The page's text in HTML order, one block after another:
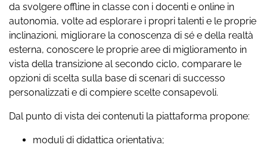
da svolgere offline in classe con i docenti e online in
autonomia, volte ad esplorare i propri talenti e le proprie
inclinazioni, migliorare la conoscenza di sé e della realtà
esterna, conoscere le proprie aree di miglioramento in
vista della transizione al secondo ciclo, comparare le
opzioni di scelta sulla base di scenari di successo
personalizzati e di compiere scelte consapevoli.
Dal punto di vista dei contenuti la piattaforma propone:
moduli di didattica orientativa;